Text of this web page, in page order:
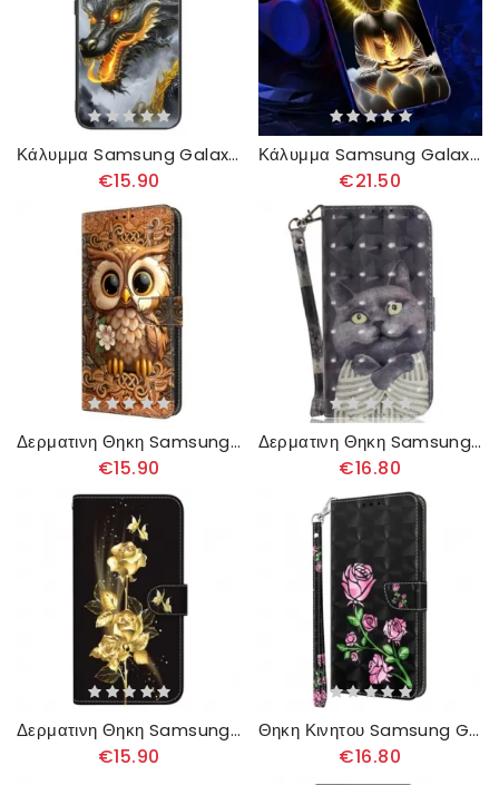
Κάλυμμα Samsung Galaxy A16 5g Θήκες Κινητών Dragon Tempered Glass
€15.90
Κάλυμμα Samsung Galaxy A16 5g Call Flash Series Buddha Light
€21.50
Δερματινη Θηκη Samsung Galaxy A16 5g Μοτίβο Κουκουβάγιας
€15.90
Δερματινη Θηκη Samsung Galaxy A16 5g Γκρι Γάτα Με Λουράκι
€16.80
Δερματινη Θηκη Samsung Galaxy A16 5g Χρυσή Και Ροζ Πεταλούδα
€15.90
Θηκη Κινητου Samsung Galaxy A16 5g Θήκες Κινητών Ροζ Λουλούδια Με Λουράκι
€16.80